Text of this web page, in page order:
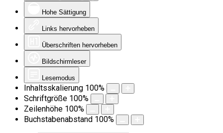
Hohe Sättigung
Links hervorheben
Überschriften hervorheben
Bildschirmleser
Lesemodus
Inhaltsskalierung 100%
Schriftgröße 100%
Zeilenhöhe 100%
Buchstabenabstand 100%